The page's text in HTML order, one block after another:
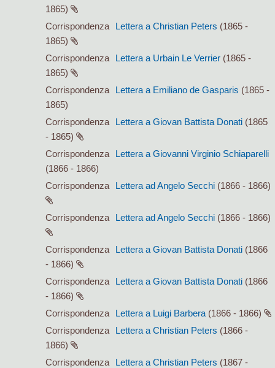
1865)
Corrispondenza
Lettera a Christian Peters (1865 -
1865)
Corrispondenza
Lettera a Urbain Le Verrier (1865 -
1865)
Corrispondenza
Lettera a Emiliano de Gasparis (1865 -
1865)
Corrispondenza
Lettera a Giovan Battista Donati (1865
- 1865)
Corrispondenza
Lettera a Giovanni Virginio Schiaparelli
(1866 - 1866)
Corrispondenza
Lettera ad Angelo Secchi (1866 - 1866)
Corrispondenza Lettera ad Angelo Secchi (1866 - 1866)
Corrispondenza Lettera a Giovan Battista Donati (1866
- 1866)
Corrispondenza
Lettera a Giovan Battista Donati (1866
- 1866)
Corrispondenza
Lettera a Luigi Barbera (1866 - 1866)
Corrispondenza
Lettera a Christian Peters (1866 -
1866)
Corrispondenza
Lettera a Christian Peters (1867 -